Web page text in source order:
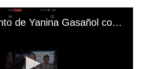
El mal momento de Yanina Gasañol con un hincha argentino en "Subrayado"